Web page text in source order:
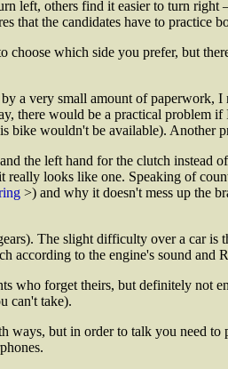
left, others find it easier to turn
that the candidates have to practice
which side you prefer, but
a very small amount of paperwork,
there would be a practical problem
bike wouldn't be available). Another
the left hand for the clutch instead
really looks like one. Speaking of
>) and why it doesn't mess up the
The slight difficulty over a car
according to the engine's sound and
who forget theirs, but definitely not
can't take).
ways, but in order to talk you need